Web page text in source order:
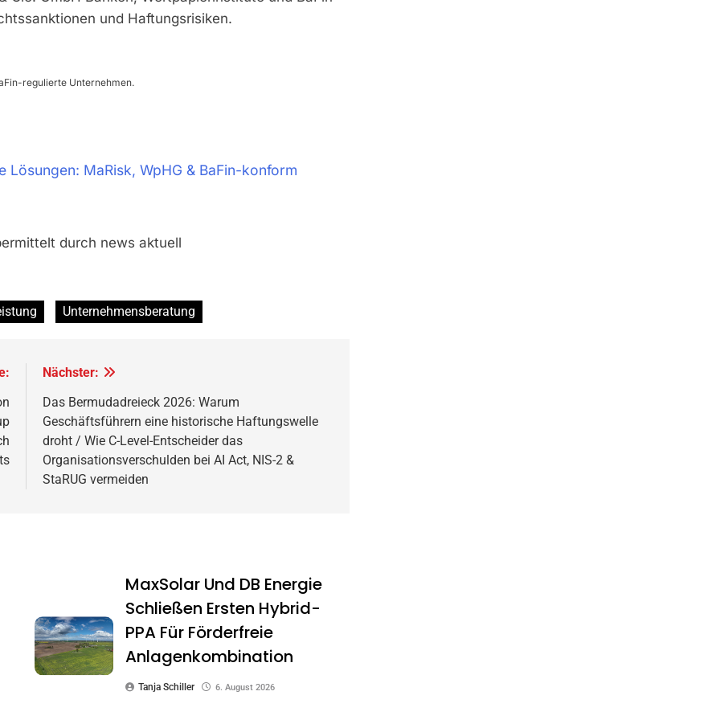
und Haftungsrisiken.
regulierte Unternehmen.
MaRisk, WpHG & BaFin-konform
durch news aktuell
Unternehmensberatung
Nächster:
Das Bermudadreieck 2026: Warum
Geschäftsführern eine historische Haftungswelle
droht / Wie C-Level-Entscheider das
Organisationsverschulden bei AI Act, NIS-2 &
StaRUG vermeiden
MaxSolar Und DB Energie
Schließen Ersten Hybrid-
PPA Für Förderfreie
Anlagenkombination
Tanja Schiller 6. August 2026